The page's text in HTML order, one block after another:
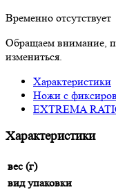
Временно отсутствует
Обращаем внимание,
измениться.
Характеристики
Ножи с
EXTREMA
Характеристики
вес (г)
вид упаковки